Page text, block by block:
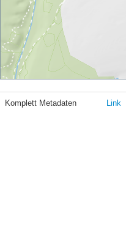
Komplett Metadaten Link